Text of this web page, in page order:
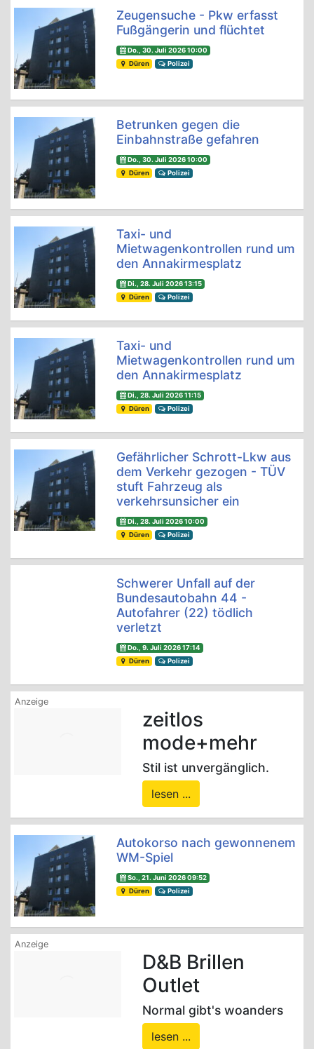
Zeugensuche - Pkw erfasst
Fußgängerin und flüchtet
Do., 30. Juli 2026 10:00
Düren
Polizei
Betrunken gegen die
Einbahnstraße gefahren
Do., 30. Juli 2026 10:00
Düren
Polizei
Taxi- und
Mietwagenkontrollen rund um
den Annakirmesplatz
Di., 28. Juli 2026 13:15
Düren
Polizei
Taxi- und
Mietwagenkontrollen rund um
den Annakirmesplatz
Di., 28. Juli 2026 11:15
Düren
Polizei
Gefährlicher Schrott-Lkw aus
dem Verkehr gezogen - TÜV
stuft Fahrzeug als
verkehrsunsicher ein
Di., 28. Juli 2026 10:00
Düren
Polizei
Schwerer Unfall auf der
Bundesautobahn 44 -
Autofahrer (22) tödlich
verletzt
Do., 9. Juli 2026 17:14
Düren
Polizei
zeitlos
mode+mehr
Stil ist unvergänglich.
lesen ...
Autokorso nach gewonnenem
WM-Spiel
So., 21. Juni 2026 09:52
Düren
Polizei
D&B Brillen
Outlet
Normal gibt's woanders
lesen ...